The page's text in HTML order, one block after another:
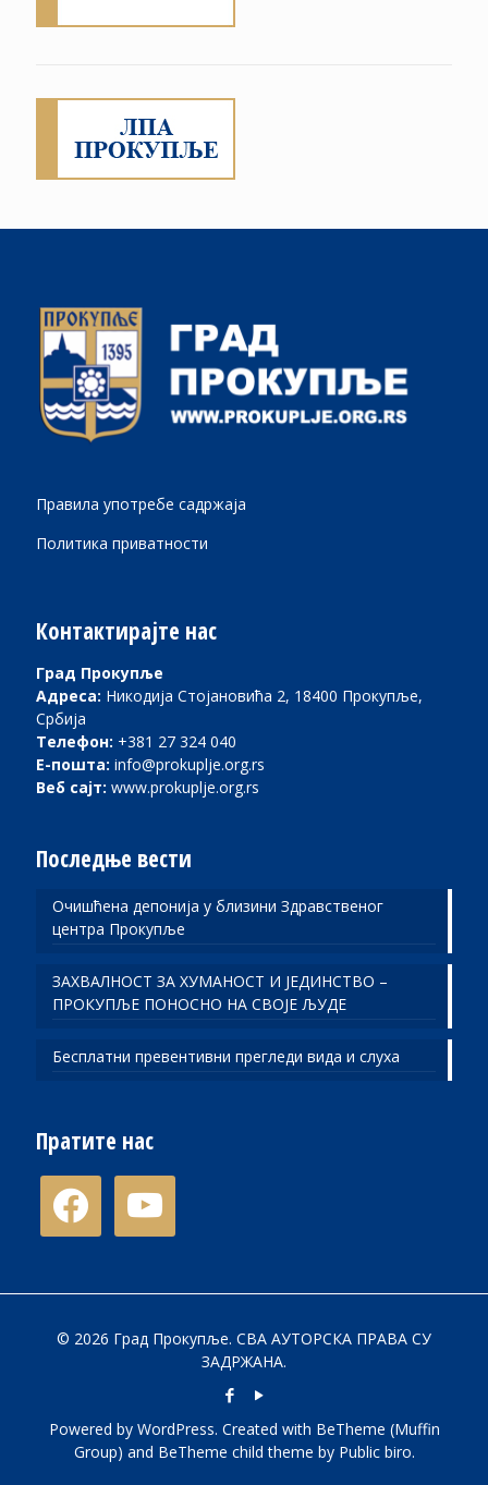
Правила употребе садржаја
Политика приватности
Контактирајте нас
Град Прокупље
Адреса: Никодија Стојановића 2, 18400 Прокупље,
Србија
Телефон: +381 27 324 040
Е-пошта: info@prokuplje.org.rs
Веб сајт: www.prokuplje.org.rs
Последње вести
Очишћена депонија у близини Здравственог
центра Прокупље
ЗАХВАЛНОСТ ЗА ХУМАНОСТ И ЈЕДИНСТВО –
ПРОКУПЉЕ ПОНОСНО НА СВОЈЕ ЉУДЕ
Бесплатни превентивни прегледи вида и слуха
Пратите нас
facebook
© 2026 Град Прокупље. СВА АУТОРСКА ПРАВА СУ
ЗАДРЖАНА.
Powered by WordPress. Created with BeTheme (Muffin
Group) and BeTheme child theme by Public biro.